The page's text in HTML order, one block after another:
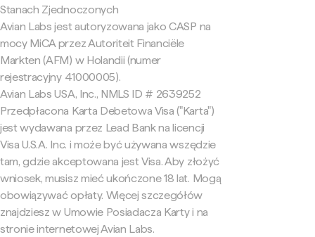
Stanach Zjednoczonych
Avian Labs jest autoryzowana jako CASP na
mocy MiCA przez Autoriteit Financiële
Markten (AFM) w Holandii (numer
rejestracyjny 41000005).
Avian Labs USA, Inc., NMLS ID # 2639252
Przedpłacona Karta Debetowa Visa ("Karta")
jest wydawana przez Lead Bank na licencji
Visa U.S.A. Inc. i może być używana wszędzie
tam, gdzie akceptowana jest Visa. Aby złożyć
wniosek, musisz mieć ukończone 18 lat. Mogą
obowiązywać opłaty. Więcej szczegółów
znajdziesz w Umowie Posiadacza Karty i na
stronie internetowej Avian Labs.